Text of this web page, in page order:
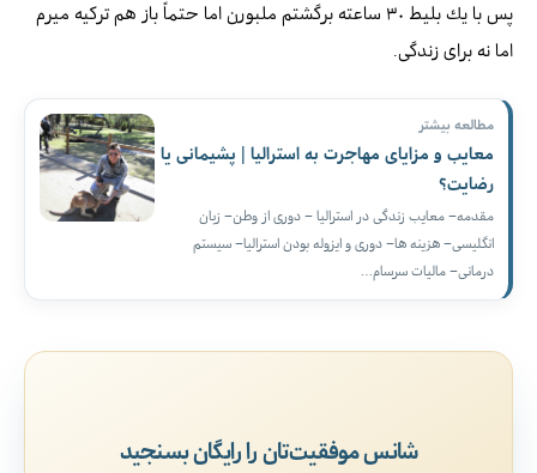
پس با يك بليط ٣٠ ساعته برگشتم ملبورن اما حتماً باز هم تركيه ميرم
اما نه براى زندگى.
مطالعه بیشتر
معایب و مزایای مهاجرت به استرالیا | پشیمانی یا
رضایت؟
مقدمه– معایب زندگی در استرالیا – دوری از وطن– زبان
انگلیسی– هزینه ها– دوری و ایزوله بودن استرالیا– سیستم
درمانی– مالیات سرسام…
شانس موفقیت‌تان را رایگان بسنجید